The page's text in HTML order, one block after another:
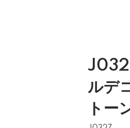
ルデ
トー